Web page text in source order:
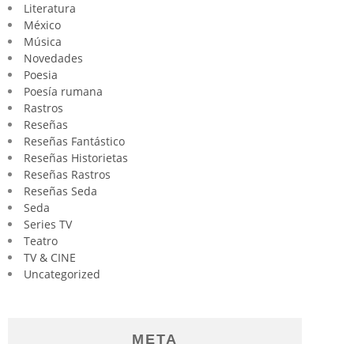
Literatura
México
Música
Novedades
Poesia
Poesía rumana
Rastros
Reseñas
Reseñas Fantástico
Reseñas Historietas
Reseñas Rastros
Reseñas Seda
Seda
Series TV
Teatro
TV & CINE
Uncategorized
META